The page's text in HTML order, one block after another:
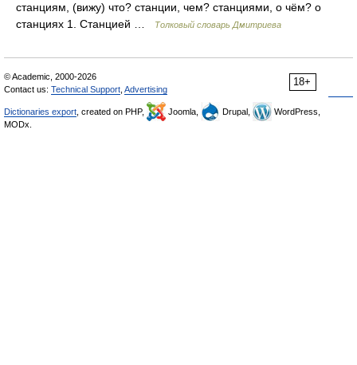
станциям, (вижу) что? станции, чем? станциями, о чём? о
станциях 1. Станцией …
Толковый словарь Дмитриева
18+
© Academic, 2000-2026
Contact us: Technical Support Advertising
Dictionaries export , created on PHP, Joomla, Drupal,
WordPress,
MODx.